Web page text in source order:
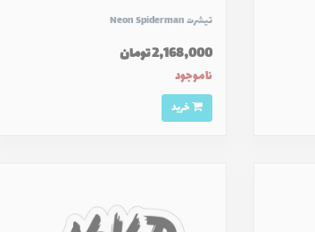
تیشرت Neon Spiderman
2,168,000 تومان
ناموجود